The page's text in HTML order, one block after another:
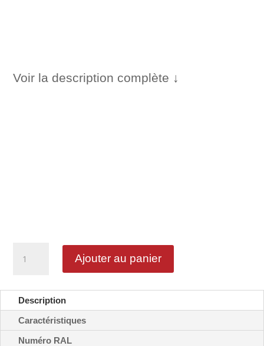
Voir la description complète ↓
de
chevrons
J4
Ajouter au panier
Description
Caractéristiques
Numéro RAL